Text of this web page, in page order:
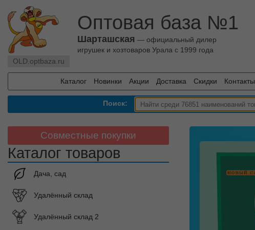
OLD.optbaza.ru
Оптовая база №1
Шарташская — официальный дилер
игрушек и хозтоваров Урала с 1999 года
Каталог Новинки Акции Доставка Скидки Контакты
Поиск:
Совместные покупки
Каталог товаров
Дача, сад
Удалённый склад
Удалённый склад 2